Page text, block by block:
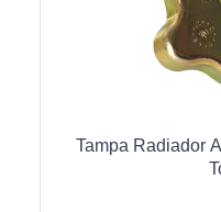
Tampa Radiador